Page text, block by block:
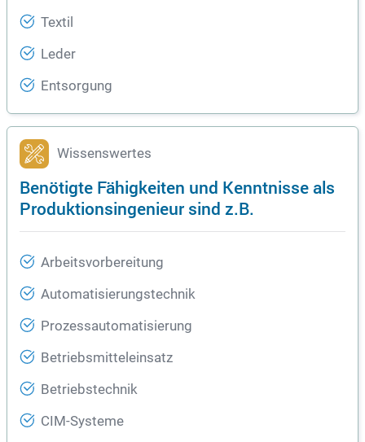
Textil
Leder
Entsorgung
Wissenswertes
Benötigte Fähigkeiten und Kenntnisse als
Produktionsingenieur sind z.B.
Arbeitsvorbereitung
Automatisierungstechnik
Prozessautomatisierung
Betriebsmitteleinsatz
Betriebstechnik
CIM-Systeme